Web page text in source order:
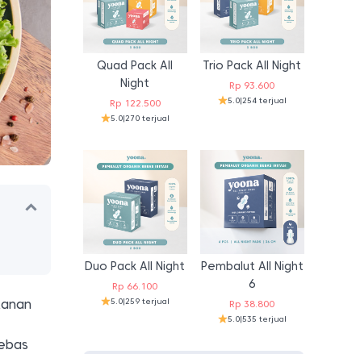
Quad Pack All
Night
Rp122.500
5.0|270 terjual
Trio Pack All Night
Rp 93.600
5.0|254 terjual
Duo Pack All Night
Rp 66.100
5.0|259 terjual
Pembalut All Night
6
Rp 38.800
5.0|535 terjual